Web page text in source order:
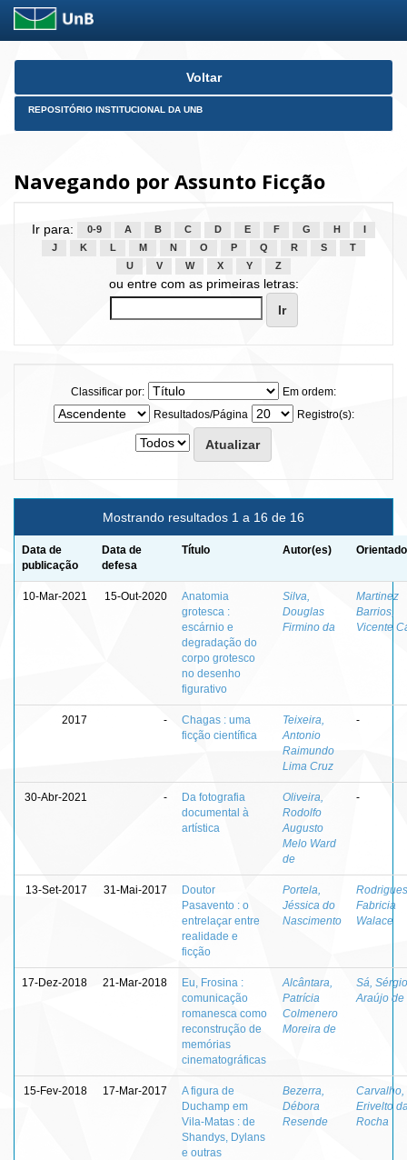
Skip
Voltar
REPOSITÓRIO INSTITUCIONAL DA UNB
Navegando por Assunto Ficção
Ir para: 0-9 A B C D E F G H
J
K L M N O P Q R S
T
U
V W X Y Z
ou entre com as primeiras letras:
Classificar por:
Em ordem:
Resultados/Página
Registro(s):
Mostrando resultados 1 a 16 de 16
Data de
publicação
Data de
defesa
Título Autor(es)
10-Mar-2021 15-Out-2020
Anatomia
grotesca :
escárnio e
degradação do
corpo grotesco
no desenho
figurativo
Silva,
Douglas
Firmino da
Martinez
Barrios,
Vicente
2017 -
Chagas : uma
ficção científica
Teixeira,
Antonio
Raimundo
Lima Cruz
-
30-Abr-2021 -
Da fotografia
documental à
artística
Oliveira,
Rodolfo
Augusto
Melo Ward
de
-
13-Set-2017 31-Mai-2017
Doutor
Pasavento : o
entrelaçar entre
realidade e
ficção
Portela,
Jéssica do
Nascimento
Fabricia
Walace
17-Dez-2018 21-Mar-2018
Eu, Frosina :
comunicação
romanesca como
reconstrução de
memórias
cinematográficas
Alcântara,
Patrícia
Colmenero
Moreira de
Sá, Sérgio
Araújo de
15-Fev-2018 17-Mar-2017
A figura de
Duchamp em
Vila-Matas : de
Shandys, Dylans
e outras
Bezerra,
Débora
Resende
Carvalho,
Erivelto
Rocha